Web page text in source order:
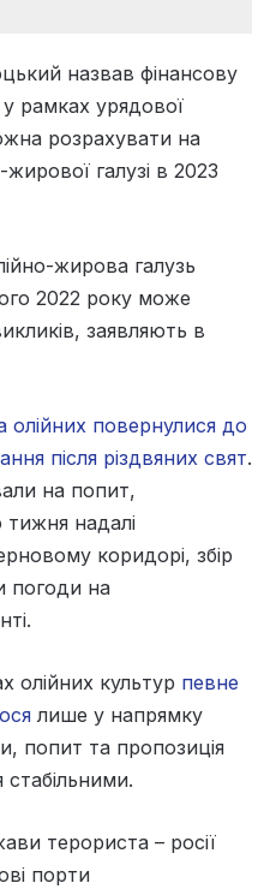
назвав фінансову
рамках урядової
розрахувати на
галузі в 2023
жирова галузь
2022 року може
заявляють в
олійних повернулися до
після різдвяних свят.
на попит,
тижня надалі
коридорі, збір
погоди на
олійних культур певне
лише у напрямку
попит та пропозиція
стабільними.
терориста – росії
порти